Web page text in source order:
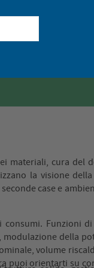
materiali, cura del
la visione
case e
Funzioni
della
volume
puoi orientarti su